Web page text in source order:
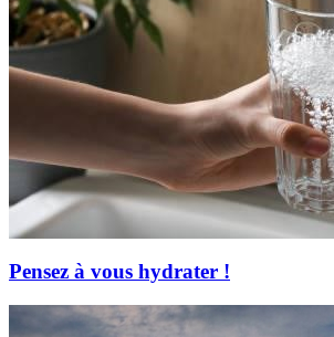
Pensez à vous hydrater !